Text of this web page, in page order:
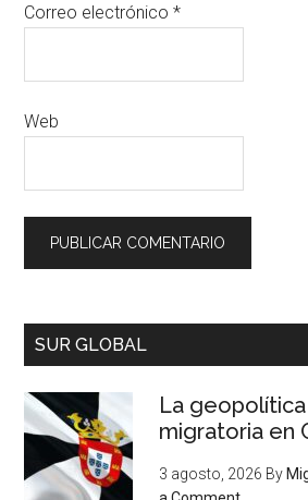
Correo electrónico*
Web
SUR GLOBAL
La
migratoria en
3 agosto, 2026 By